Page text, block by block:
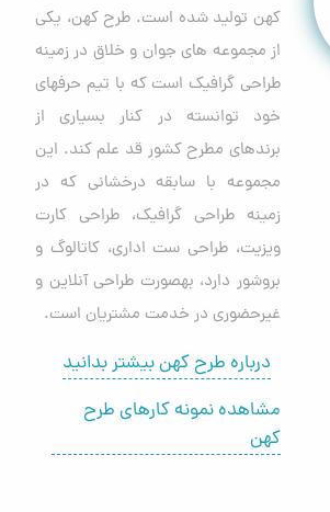
کهن تولید شده است. طرح کهن، یکی
از مجموعه های جوان و خلاق در زمینه
طراحی گرافیک است که با تیم حرفهای
خود توانسته در کنار بسیاری از
برندهای مطرح کشور قد علم کند. این
مجموعه با سابقه درخشانی که در
زمینه طراحی گرافیک، طراحی کارت
ویزیت، طراحی ست اداری، کاتالوگ و
بروشور دارد، بهصورت طراحی آنلاین و
غیرحضوری در خدمت مشتریان است.
درباره طرح کهن بیشتر بدانید
مشاهده نمونه کارهای طرح
کهن